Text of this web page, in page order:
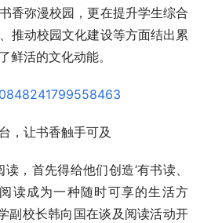
香弥漫校园，更在提升学生综合
推动校园文化建设等方面结出累
鲜活的文化动能。
，让书香触手可及
，首先得给他们创造‘有书读、
读成为一种随时可享的生活方
副校长韩向国在谈及阅读活动开